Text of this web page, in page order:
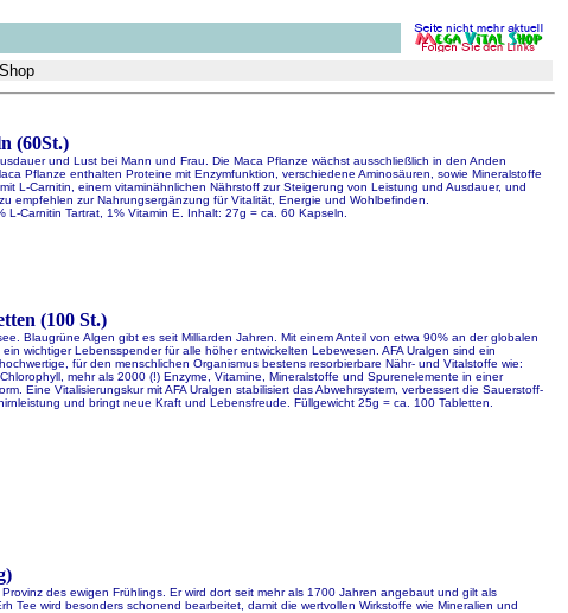
(60St.)
und Lust bei Mann und Frau. Die Maca Pflanze wächst ausschließlich in den Anden
Pflanze enthalten Proteine mit Enzymfunktion, verschiedene Aminosäuren, sowie Mineralstoffe
L-Carnitin, einem vitaminähnlichen Nährstoff zur Steigerung von Leistung und Ausdauer, und
empfehlen zur Nahrungsergänzung für Vitalität, Energie und Wohlbefinden.
L-Carnitin Tartrat, 1% Vitamin E. Inhalt: 27g = ca. 60 Kapseln.
(100 St.)
Blaugrüne Algen gibt es seit Milliarden Jahren. Mit einem Anteil von etwa 90% an der globalen
wichtiger Lebensspender für alle höher entwickelten Lebewesen. AFA Uralgen sind ein
für den menschlichen Organismus bestens resorbierbare Nähr- und Vitalstoffe wie:
mehr als 2000 (!) Enzyme, Vitamine, Mineralstoffe und Spurenelemente in einer
Eine Vitalisierungskur mit AFA Uralgen stabilisiert das Abwehrsystem, verbessert die Sauerstoff-
und bringt neue Kraft und Lebensfreude. Füllgewicht 25g = ca. 100 Tabletten.
des ewigen Frühlings. Er wird dort seit mehr als 1700 Jahren angebaut und gilt als
Tee wird besonders schonend bearbeitet, damit die wertvollen Wirkstoffe wie Mineralien und